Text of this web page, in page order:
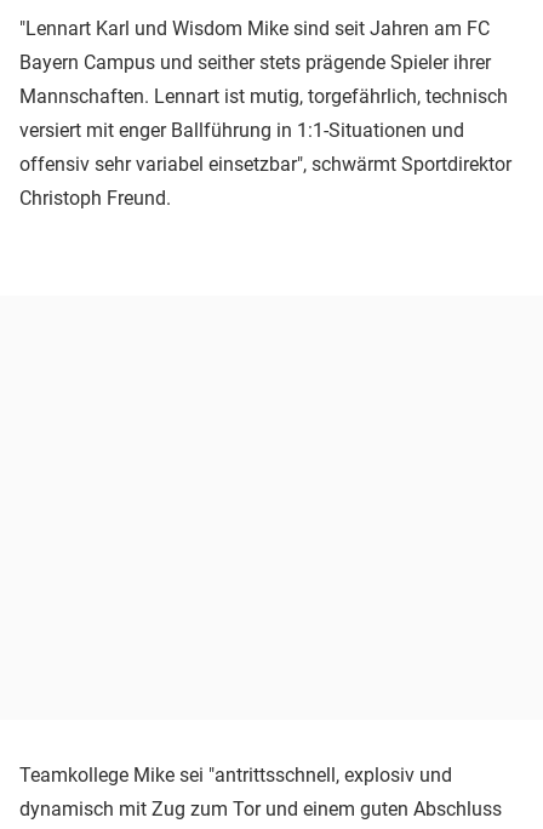
"Lennart Karl und Wisdom Mike sind seit Jahren am FC
Bayern Campus und seither stets prägende Spieler ihrer
Mannschaften. Lennart ist mutig, torgefährlich, technisch
versiert mit enger Ballführung in 1:1-Situationen und
offensiv sehr variabel einsetzbar", schwärmt Sportdirektor
Christoph Freund.
Teamkollege Mike sei "antrittsschnell, explosiv und
dynamisch mit Zug zum Tor und einem guten Abschluss